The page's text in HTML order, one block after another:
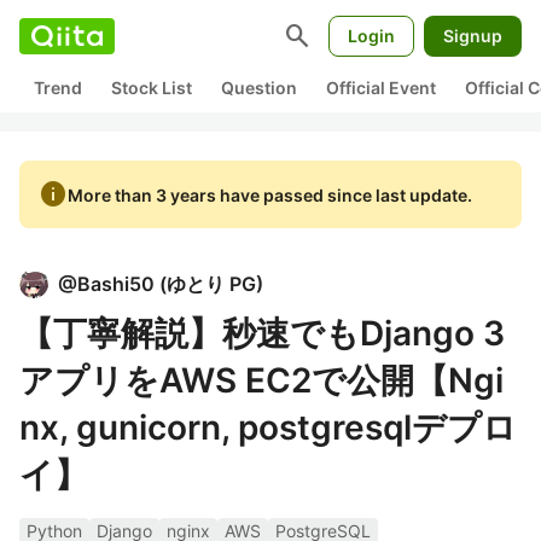
search Login Signup
Trend Stock List Question Official Event Official
infoMore than 3 years have passed since last update.
@Bashi50 (ゆとり PG)
【丁寧解説】秒速でもDjango 3
アプリをAWS EC2で公開【Ngi
nx, gunicorn, postgresqlデプロ
イ】
Python Django nginx AWS PostgreSQL